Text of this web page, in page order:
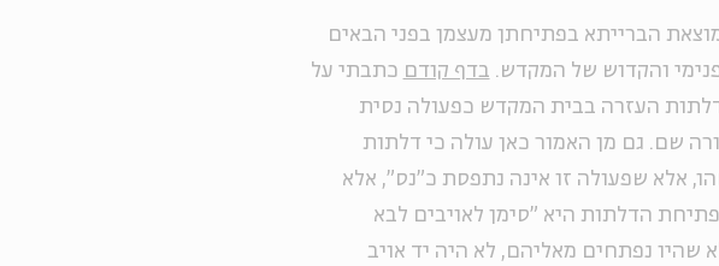
הברייתא בפתיחתן מעצמן בפני הבאים
והקדוש של המקדש. בדף קודם כתבתי על
העזרה בבית המקדש כפעולה נסית
שם. גם מן האמור כאן עולה כי דלתות
אלא שפעולה זו אינה נתפסת כ"נס", אלא
הדלתות היא "סימן לאויבים לבא
שהיו נפתחים מאליהם, לא היה יד אויב